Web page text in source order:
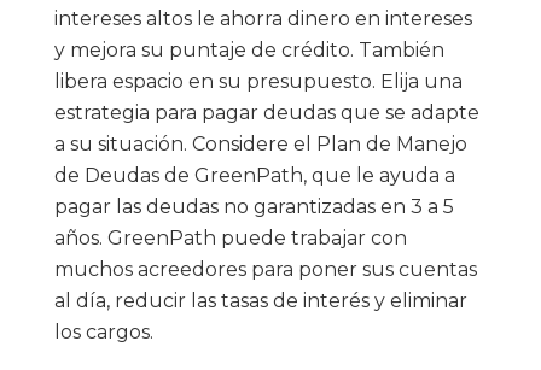
intereses altos le ahorra dinero en intereses
y mejora su puntaje de crédito. También
libera espacio en su presupuesto. Elija una
estrategia para pagar deudas que se adapte
a su situación. Considere el Plan de Manejo
de Deudas de GreenPath, que le ayuda a
pagar las deudas no garantizadas en 3 a 5
años. GreenPath puede trabajar con
muchos acreedores para poner sus cuentas
al día, reducir las tasas de interés y eliminar
los cargos.